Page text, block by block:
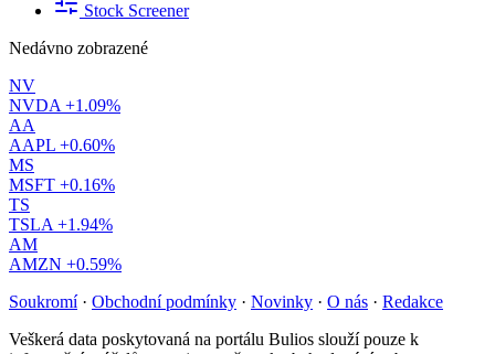
Stock Screener
Nedávno zobrazené
NV
NVDA +1.09%
AA
AAPL +0.60%
MS
MSFT +0.16%
TS
TSLA +1.94%
AM
AMZN +0.59%
Soukromí · Obchodní podmínky · Novinky · O nás · Redakce
Veškerá data poskytovaná na portálu Bulios slouží pouze k